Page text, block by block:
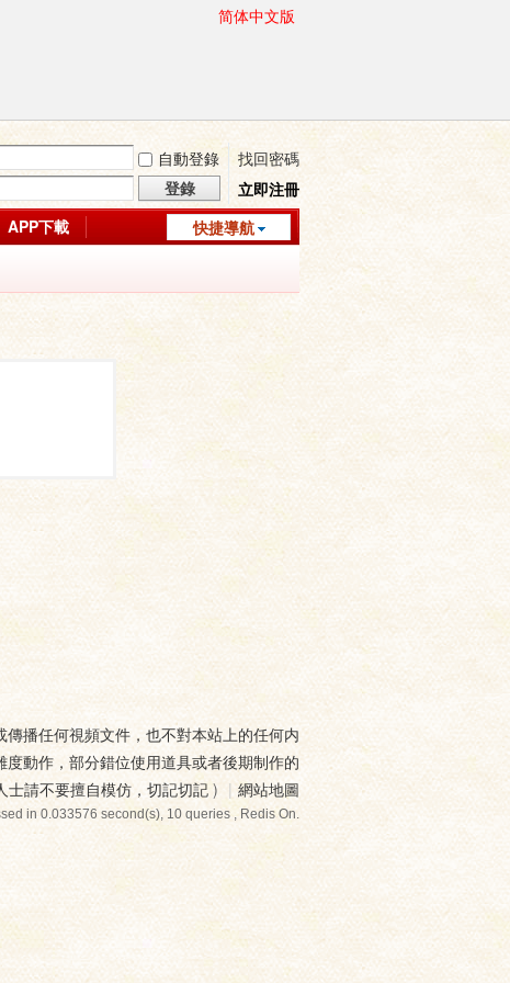
简体中文版
自動登錄
找回密碼
登錄
立即注冊
快捷導航
APP下載
播任何視頻文件，也不對本站上的任何内
動作，部分錯位使用道具或者後期制作的
士請不要擅自模仿，切記切記 ) | 網站地圖
in 0.033576 second(s), 10 queries , Redis On.